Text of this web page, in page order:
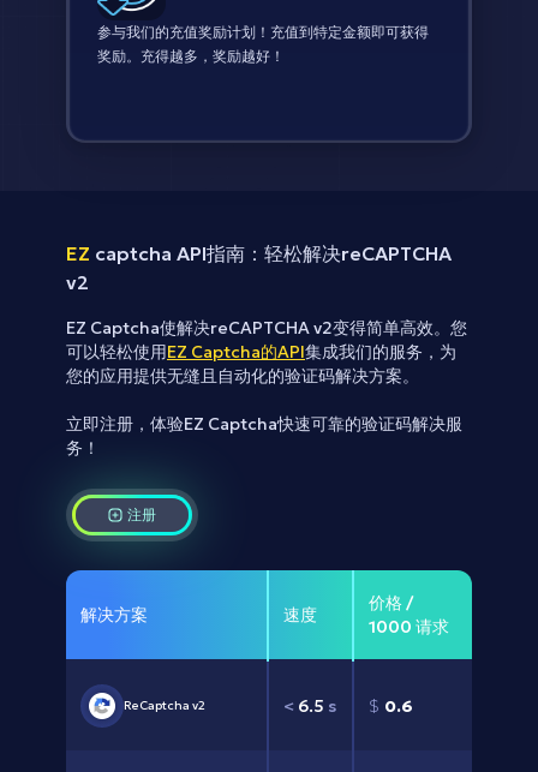
参与我们的充值奖励计划！充值到特定金额即可获得
奖励。充得越多，奖励越好！
EZ captcha API指南：轻松解决reCAPTCHA
v2
EZ Captcha使解决reCAPTCHA v2变得简单高效。您
可以轻松使用EZ Captcha的API集成我们的服务，为
您的应用提供无缝且自动化的验证码解决方案。
立即注册，体验EZ Captcha快速可靠的验证码解决服
务！
注册
解决方案 速度
价格 /
1000 请求
ReCaptcha v2 < 6.5 s $ 0.6